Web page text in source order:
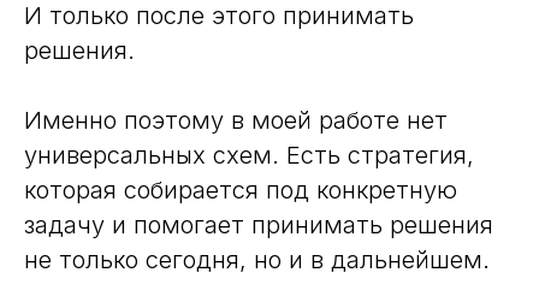
И только после этого принимать
решения.
Именно поэтому в моей работе нет
универсальных схем. Есть стратегия,
которая собирается под конкретную
задачу и помогает принимать решения
не только сегодня, но и в дальнейшем.